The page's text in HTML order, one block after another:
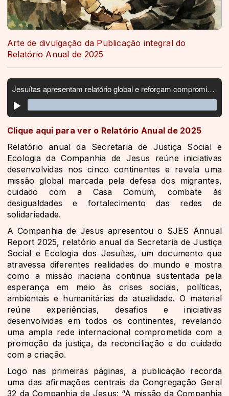
Arte de divulgação da Publicação integral do
Relatório Anual de 2025
Clique aqui para ver o Relatório Anual de 2025
Relatório anual da Secretaria de Justiça Social e
Ecologia da Companhia de Jesus reúne iniciativas
desenvolvidas nos cinco continentes e revela uma
missão global marcada pela defesa dos migrantes,
cuidado com a Casa Comum, combate às
desigualdades e fortalecimento das redes de
solidariedade.
A Companhia de Jesus apresentou o SJES Annual
Report 2025, relatório anual da Secretaria de Justiça
Social e Ecologia dos Jesuítas, um documento que
atravessa diferentes realidades do mundo e mostra
como a missão inaciana continua sustentada pela
esperança em meio às crises sociais, políticas,
ambientais e humanitárias da atualidade. O material
reúne experiências, desafios e iniciativas
desenvolvidas em todos os continentes, revelando
uma ampla rede internacional comprometida com a
promoção da justiça, da reconciliação e do cuidado
com a criação.
Logo nas primeiras páginas, a publicação recorda
uma das afirmações centrais da Congregação Geral
32 da Companhia de Jesus: “A missão da Companhia